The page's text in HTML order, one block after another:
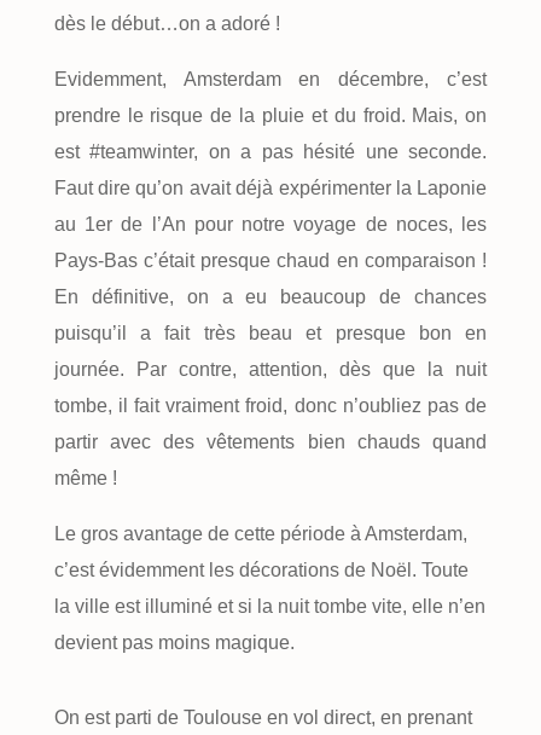
dès le début…on a adoré !
Evidemment, Amsterdam en décembre, c’est
prendre le risque de la pluie et du froid. Mais, on
est #teamwinter, on a pas hésité une seconde.
Faut dire qu’on avait déjà expérimenter la Laponie
au 1er de l’An pour notre voyage de noces, les
Pays-Bas c’était presque chaud en comparaison !
En définitive, on a eu beaucoup de chances
puisqu’il a fait très beau et presque bon en
journée. Par contre, attention, dès que la nuit
tombe, il fait vraiment froid, donc n’oubliez pas de
partir avec des vêtements bien chauds quand
même !
Le gros avantage de cette période à Amsterdam,
c’est évidemment les décorations de Noël. Toute
la ville est illuminé et si la nuit tombe vite, elle n’en
devient pas moins magique.
On est parti de Toulouse en vol direct, en prenant